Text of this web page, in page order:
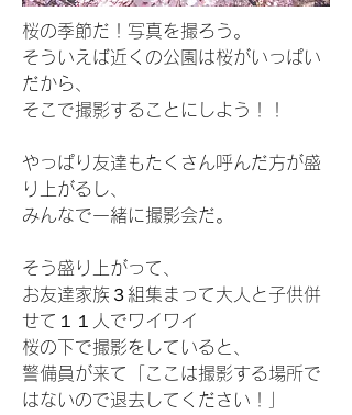
桜の季節だ！写真を撮ろう。
そういえば近くの公園は桜がいっぱい
だから、
そこで撮影することにしよう！！
やっぱり友達もたくさん呼んだ方が盛
り上がるし、
みんなで一緒に撮影会だ。
そう盛り上がって、
お友達家族３組集まって大人と子供併
せて１１人でワイワイ
桜の下で撮影をしていると、
警備員が来て「ここは撮影する場所で
はないので退去してください！」